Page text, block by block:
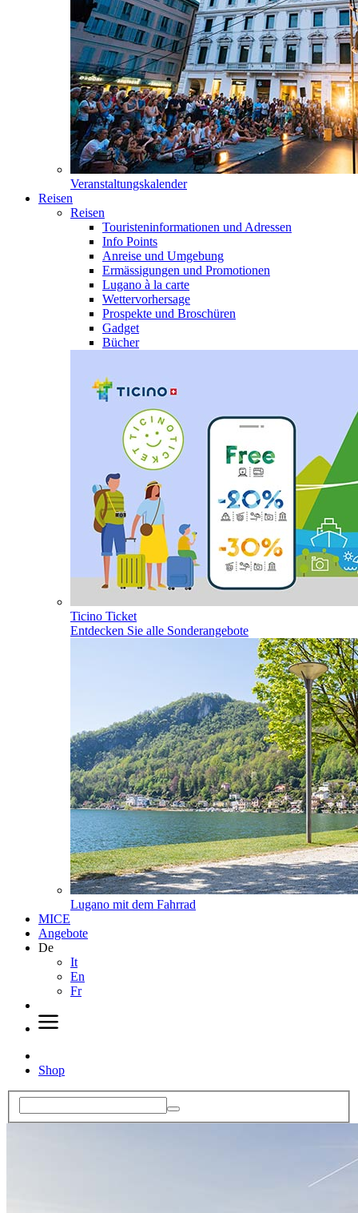
Veranstaltungskalender
Reisen
Reisen
Touristeninformationen und Adressen
Info Points
Anreise und Umgebung
Ermässigungen und Promotionen
Lugano à la carte
Wettervorhersage
Prospekte und Broschüren
Gadget
Bücher
Ticino Ticket
Entdecken Sie alle Sonderangebote
Lugano mit dem Fahrrad
MICE
Angebote
De
It
En
Fr
Shop